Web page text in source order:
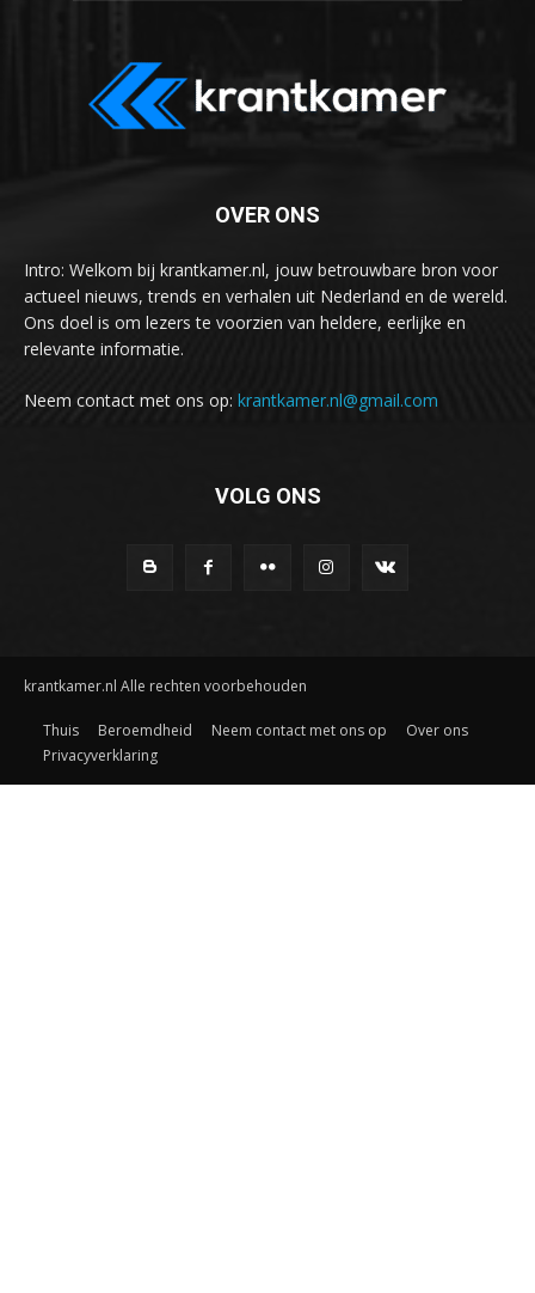
OVER ONS
Intro: Welkom bij krantkamer.nl, jouw betrouwbare bron voor
actueel nieuws, trends en verhalen uit Nederland en de wereld.
Ons doel is om lezers te voorzien van heldere, eerlijke en
relevante informatie.
Neem contact met ons op: krantkamer.nl@gmail.com
VOLG ONS
krantkamer.nl Alle rechten voorbehouden
Thuis Beroemdheid Neem contact met ons op
Over ons
Privacyverklaring